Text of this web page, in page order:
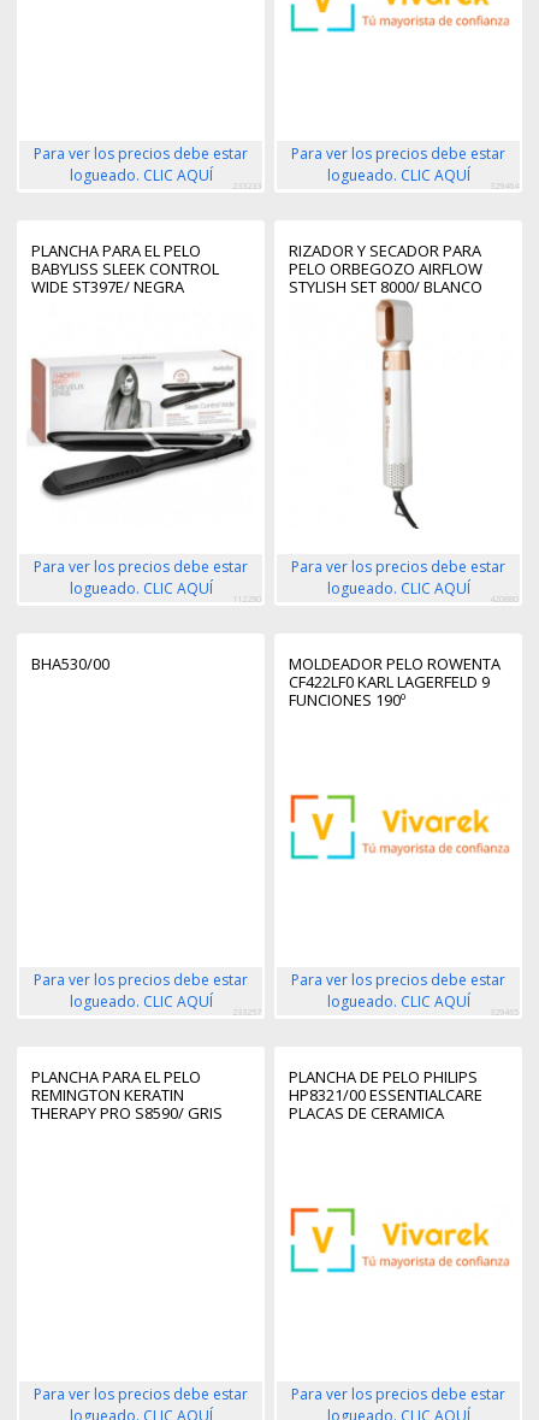
Para ver los precios debe estar
logueado. CLIC AQUÍ
233233
Para ver los precios debe estar
logueado. CLIC AQUÍ
329464
PLANCHA PARA EL PELO
BABYLISS SLEEK CONTROL
WIDE ST397E/ NEGRA
Para ver los precios debe estar
logueado. CLIC AQUÍ
112290
RIZADOR Y SECADOR PARA
PELO ORBEGOZO AIRFLOW
STYLISH SET 8000/ BLANCO
Para ver los precios debe estar
logueado. CLIC AQUÍ
420880
BHA530/00
Para ver los precios debe estar
logueado. CLIC AQUÍ
233257
MOLDEADOR PELO ROWENTA
CF422LF0 KARL LAGERFELD 9
FUNCIONES 190º
Para ver los precios debe estar
logueado. CLIC AQUÍ
329465
PLANCHA PARA EL PELO
REMINGTON KERATIN
THERAPY PRO S8590/ GRIS
Para ver los precios debe estar
logueado. CLIC AQUÍ
PLANCHA DE PELO PHILIPS
HP8321/00 ESSENTIALCARE
PLACAS DE CERAMICA
Para ver los precios debe estar
logueado. CLIC AQUÍ